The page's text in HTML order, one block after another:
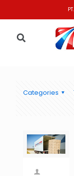
Categories